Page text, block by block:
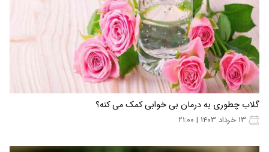
گلاب چطوری به درمان بی خوابی کمک می کنه؟